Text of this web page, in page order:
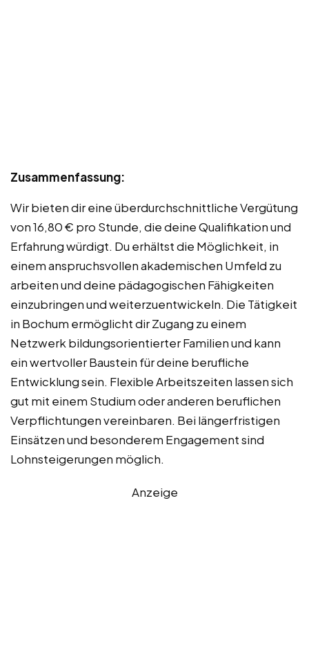
Zusammenfassung:
Wir bieten dir eine überdurchschnittliche Vergütung
von 16,80 € pro Stunde, die deine Qualifikation und
Erfahrung würdigt. Du erhältst die Möglichkeit, in
einem anspruchsvollen akademischen Umfeld zu
arbeiten und deine pädagogischen Fähigkeiten
einzubringen und weiterzuentwickeln. Die Tätigkeit
in Bochum ermöglicht dir Zugang zu einem
Netzwerk bildungsorientierter Familien und kann
ein wertvoller Baustein für deine berufliche
Entwicklung sein. Flexible Arbeitszeiten lassen sich
gut mit einem Studium oder anderen beruflichen
Verpflichtungen vereinbaren. Bei längerfristigen
Einsätzen und besonderem Engagement sind
Lohnsteigerungen möglich.
Anzeige